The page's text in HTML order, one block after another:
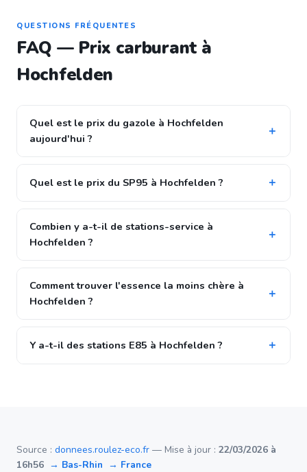
QUESTIONS FRÉQUENTES
FAQ — Prix carburant à
Hochfelden
Quel est le prix du gazole à Hochfelden
aujourd'hui ?
Quel est le prix du SP95 à Hochfelden ?
Combien y a-t-il de stations-service à
Hochfelden ?
Comment trouver l'essence la moins chère à
Hochfelden ?
Y a-t-il des stations E85 à Hochfelden ?
Source : donnees.roulez-eco.fr — Mise à jour : 22/03/2026 à
16h56 → Bas-Rhin → France